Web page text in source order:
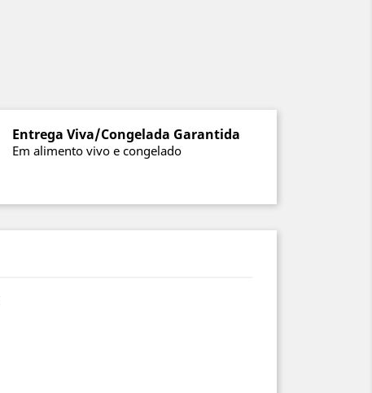
Entrega Viva/Congelada Garantida
Em alimento vivo e congelado